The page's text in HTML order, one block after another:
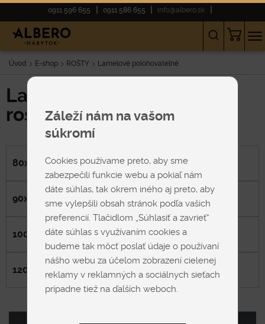
0911 596 655 0911 586 655 info@albero.sk
Úvod E-shop ROŠTY Lamelové polohovateľné
Lamelové polohovateľné
rošty 100x200 cm
80x200 cm
90x200 cm
100x200 cm
120x200 cm
Záleží nám na vašom
súkromí
Cookies používame preto, aby sme
zabezpečili funkcie webu a pokiaľ nám
dáte súhlas, tak okrem iného aj preto, aby
sme vylepšili obsah stránok podľa vašich
preferencií. Tlačidlom „Súhlasiť a zavrieť“
dáte súhlas s využívaním cookies a
budeme tak môcť poslať údaje o používaní
nášho webu za účelom zobrazení cielenej
reklamy v reklamných a sociálnych sieťach
prípadne tiež na ďalších weboch.